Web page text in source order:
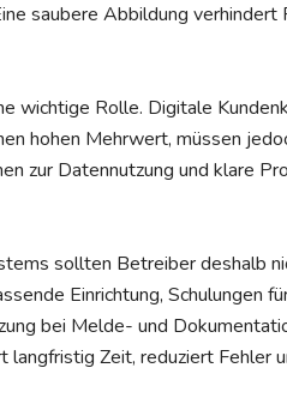
saubere Abbildung
wichtige Rolle. Digitale
hohen Mehrwert, müssen
zur Datennutzung und klare
sollten Betreiber deshalb
Einrichtung, Schulungen
bei Melde- und
Zeit, reduziert Fehler